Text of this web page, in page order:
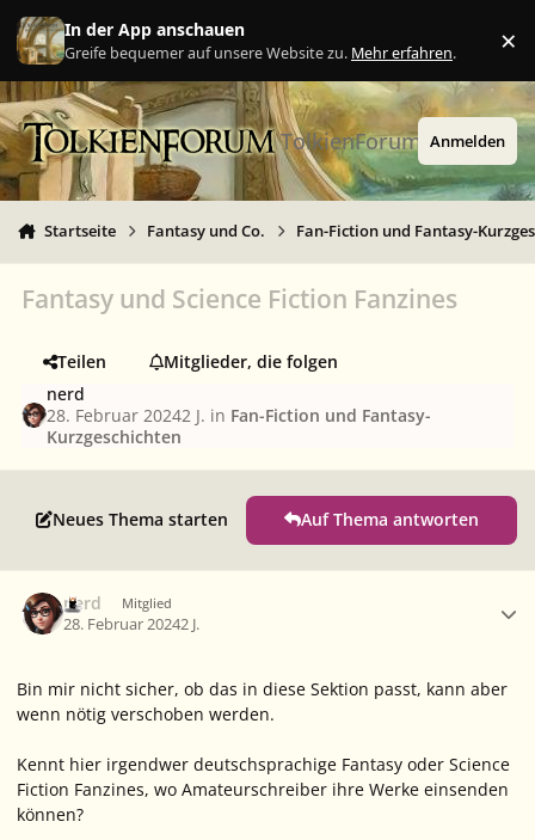
Zu Inhalt springen
In der App anschauen
Greife bequemer auf unsere Website zu. Mehr erfahren. ×
TolkienForum Anmelden
Startseite Fantasy und Co. Fan-Fiction und Fantasy-
Fantasy und Science Fiction Fanzines
Teilen
Mitglieder, die folgen
nerd
28. Februar 20242 J. in Fan-Fiction und Fantasy-
Kurzgeschichten
Neues Thema starten Auf Thema antworten
nerd Mitglied
28. Februar 20242 J.
Bin mir nicht sicher, ob das in diese Sektion passt, kann aber
wenn nötig verschoben werden.
Kennt hier irgendwer deutschsprachige Fantasy oder Science
Fiction Fanzines, wo Amateurschreiber ihre Werke einsenden
können?